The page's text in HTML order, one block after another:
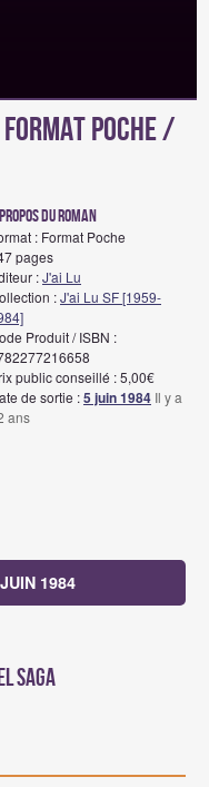
Format Poche /
du roman
: Format Poche
pages
:J'ai Lu
:J'ai Lu SF [1959-
Produit / ISBN :
public conseillé : 5,00€
de sortie :5 juin 1984 Il y a
ans
1984
Saga